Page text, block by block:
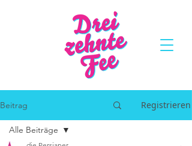
Beitrag Registrieren
Alle Beiträge